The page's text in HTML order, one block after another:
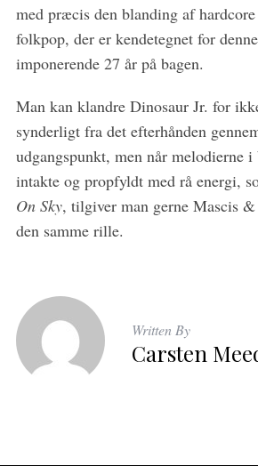
med præcis den blanding af
folkpop, der er kendetegnet for
imponerende 27 år på bagen.
Man kan klandre Dinosaur Jr. for
synderligt fra det efterhånden
udgangspunkt, men når melodierne i
intakte og propfyldt med rå energi,
On Sky, tilgiver man gerne Mascis
den samme rille.
Written By
Carsten